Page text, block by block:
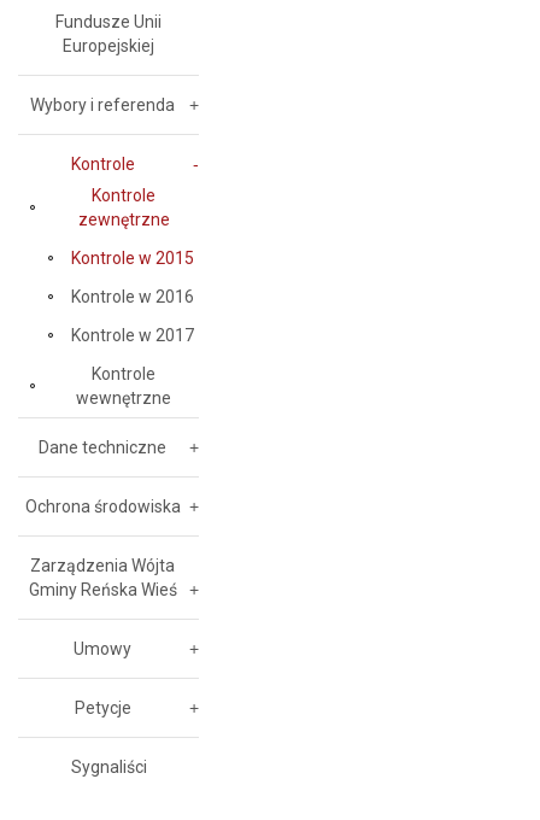
Fundusze Unii
Europejskiej
Wybory i referenda
Kontrole
Kontrole
zewnętrzne
Kontrole w 2015
Kontrole w 2016
Kontrole w 2017
Kontrole
wewnętrzne
Dane techniczne
Ochrona środowiska
Zarządzenia Wójta
Gminy Reńska Wieś
Umowy
Petycje
Sygnaliści